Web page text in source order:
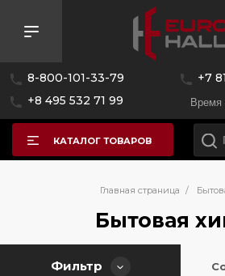
8-800-101-33-79
+7
+8 495 532 71 99
Время
КАТАЛОГ ТОВАРОВ
Главная страница /
Бытовая
Фильтр
Розничная цена
—
Asko
BORK
Страна производитель